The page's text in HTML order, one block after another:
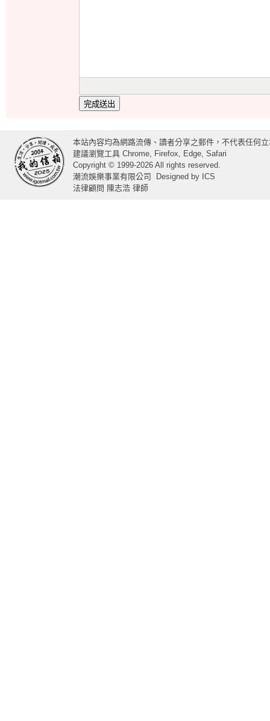
完成送出
本站內容均為網路流傳、讀者分享之郵件，不代表任何
建議瀏覽工具 Chrome, Firefox, Edge, Safari
Copyright © 1999-2026 All rights reserved.
潮流娛樂事業有限公司
Designed by ICS
法律顧問 陳志浩 律師